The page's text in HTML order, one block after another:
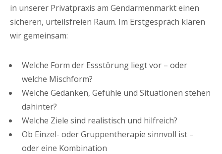
in unserer Privatpraxis am Gendarmenmarkt einen
sicheren, urteilsfreien Raum. Im Erstgespräch klären
wir gemeinsam:
Welche Form der Essstörung liegt vor – oder
welche Mischform?
Welche Gedanken, Gefühle und Situationen stehen
dahinter?
Welche Ziele sind realistisch und hilfreich?
Ob Einzel- oder Gruppentherapie sinnvoll ist –
oder eine Kombination